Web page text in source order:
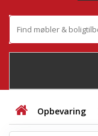
STUE
Opbevaring